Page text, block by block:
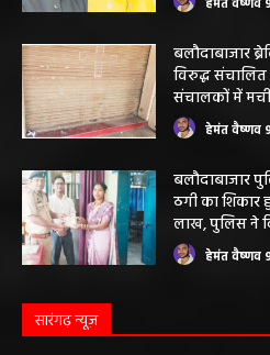
हेमंत वैष्णव
बलौदाबाजार
विरुद्ध
संचालकों में
हेमंत वैष्णव
बलौदाबाजार
ठगी का शिकार
लाख, पुलिस ने
हेमंत वैष्णव
सारंगढ़ न्यूज़